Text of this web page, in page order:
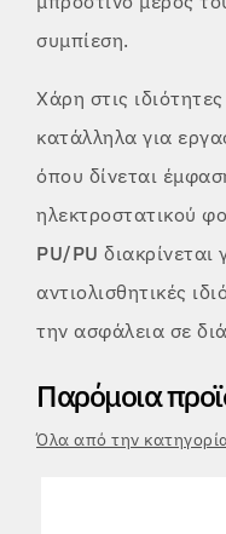
συμπίεση.
Χάρη στις ιδιότητες
κατάλληλα για
όπου δίνεται
ηλεκτροστατικού
PU/PU διακρίνεται
αντιολισθητικές
την ασφάλεια σε
Παρόμοια
Όλα από την